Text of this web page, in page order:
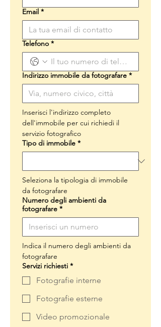
Email *
Telefono *
Indirizzo immobile da fotografare *
Inserisci l'indirizzo completo
dell'immobile per cui richiedi il
servizio fotografico
Tipo di immobile *
Seleziona la tipologia di immobile
da fotografare
Numero degli ambienti da
fotografare *
Indica il numero degli ambienti da
fotografare
Servizi richiesti *
Fotografie interne
Fotografie esterne
Video promozionale